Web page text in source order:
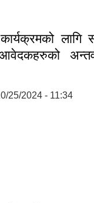
लागि
25/2024 - 11:34